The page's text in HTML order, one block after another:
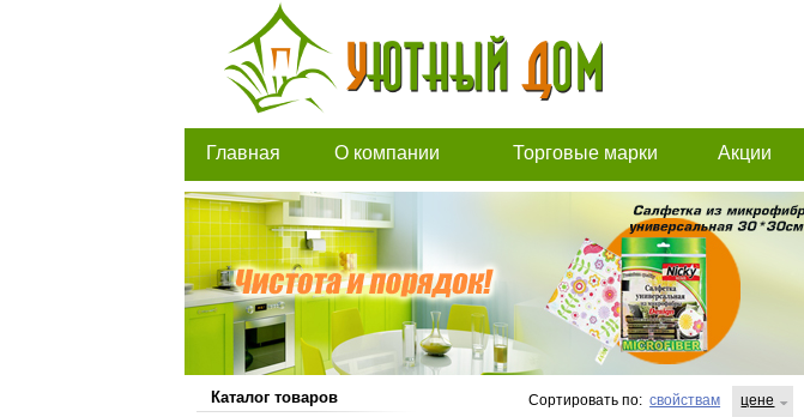
Главная О компании Торговые марки Акции
Каталог товаров Сортировать по: свойствам цене